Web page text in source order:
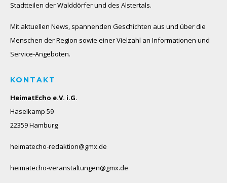
Stadtteilen der Walddörfer und des Alstertals.
Mit aktuellen News, spannenden Geschichten aus und über die
Menschen der Region sowie einer Vielzahl an Informationen und
Service-Angeboten.
KONTAKT
HeimatEcho e.V. i.G.
Haselkamp 59
22359 Hamburg
heimatecho-redaktion@gmx.de
heimatecho-veranstaltungen@gmx.de